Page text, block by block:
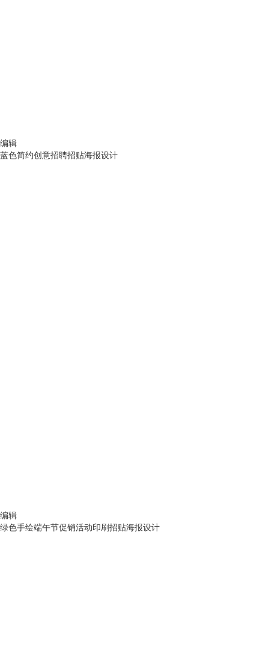
编辑
蓝色简约创意招聘招贴海报设计
编辑
绿色手绘端午节促销活动印刷招贴海报设计